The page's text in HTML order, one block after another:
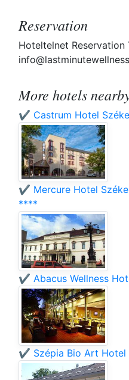
Reservation
Hoteltelnet
More hotels
✔️ Castrum Hotel
✔️ Mercure Hotel
****
✔️ Abacus Wellness
✔️ Szépia Bio Art Hotel